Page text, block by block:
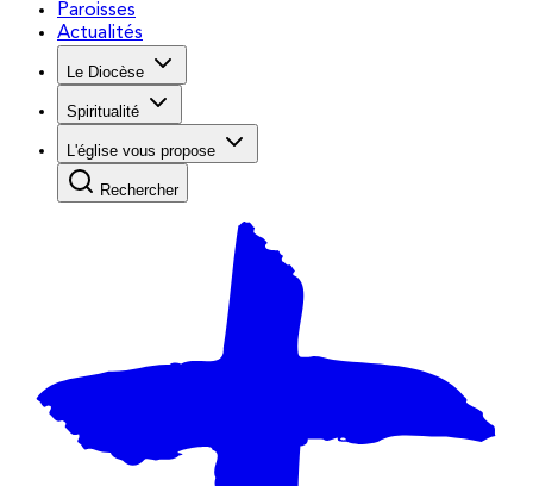
Paroisses
Actualités
Le Diocèse
Spiritualité
L'église vous propose
Rechercher